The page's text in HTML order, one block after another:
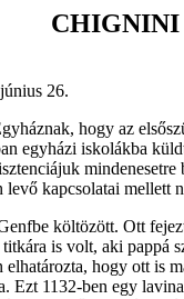
CHIGNINI
26.
hogy az
egyházi iskolákba
kapcsolatai mellett
költözött. Ott
is volt, aki
hogy ott
Ezt 1132-ben egy